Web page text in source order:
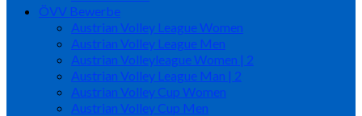
ÖVV Bewerbe
Austrian Volley League Women
Austrian Volley League Men
Austrian Volleyleague Women | 2
Austrian Volley League Man | 2
Austrian Volley Cup Women
Austrian Volley Cup Men